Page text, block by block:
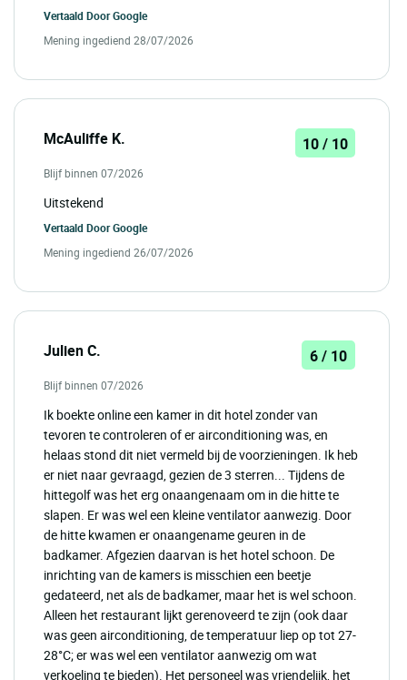
Vertaald DoorGoogle
Mening ingediend 28/07/2026
McAuliffe K. 10 / 10
Blijf binnen 07/2026
Uitstekend
Vertaald DoorGoogle
Mening ingediend 26/07/2026
Julien C. 6 / 10
Blijf binnen 07/2026
Ik boekte online een kamer in dit hotel zonder van
tevoren te controleren of er airconditioning was, en
helaas stond dit niet vermeld bij de voorzieningen. Ik heb
er niet naar gevraagd, gezien de 3 sterren... Tijdens de
hittegolf was het erg onaangenaam om in die hitte te
slapen. Er was wel een kleine ventilator aanwezig. Door
de hitte kwamen er onaangename geuren in de
badkamer. Afgezien daarvan is het hotel schoon. De
inrichting van de kamers is misschien een beetje
gedateerd, net als de badkamer, maar het is wel schoon.
Alleen het restaurant lijkt gerenoveerd te zijn (ook daar
was geen airconditioning, de temperatuur liep op tot 27-
28°C; er was wel een ventilator aanwezig om wat
verkoeling te bieden). Het personeel was vriendelijk, het